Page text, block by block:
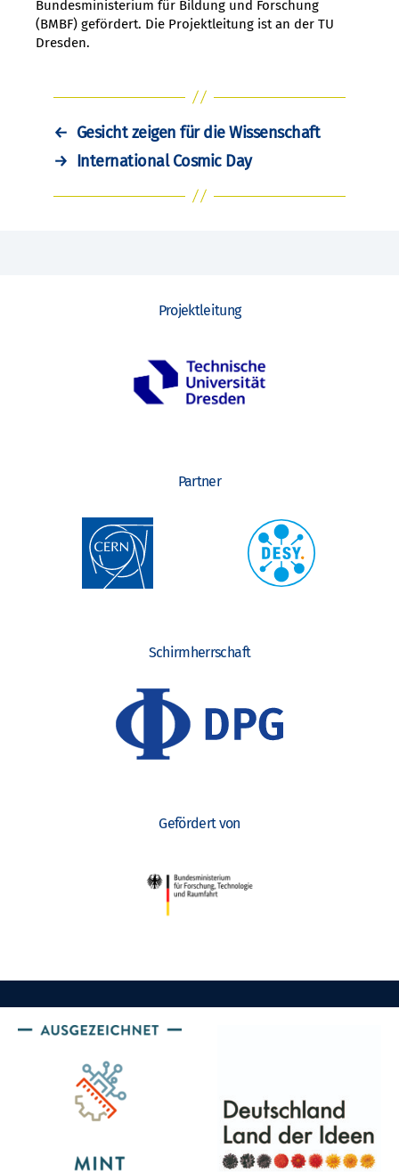
Bundesministerium für Bildung und Forschung
(BMBF) gefördert. Die Projektleitung ist an der TU
Dresden.
← Gesicht zeigen für die Wissenschaft
→ International Cosmic Day
Projektleitung
Partner
Schirmherrschaft
Gefördert von